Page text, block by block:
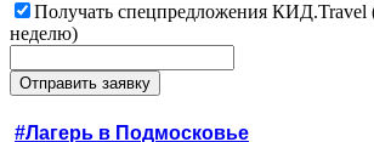
Получать спецпредложения КИД.Travel
неделю)
#Лагерь в Подмосковье